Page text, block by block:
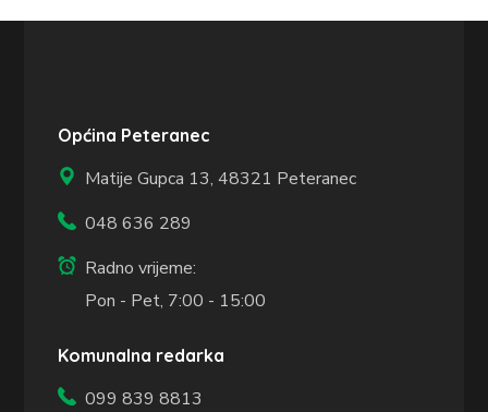
Općina Peteranec
Matije Gupca 13,48321 Peteranec
048 636 289
Radno vrijeme:
Pon - Pet, 7:00 - 15:00
Komunalna redarka
099 839 8813